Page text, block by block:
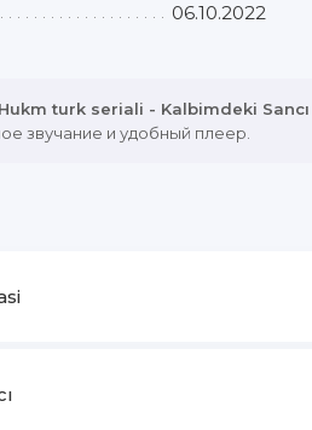
06.10.2022
Hukm turk seriali - Kalbimdeki
звучание и удобный плеер.